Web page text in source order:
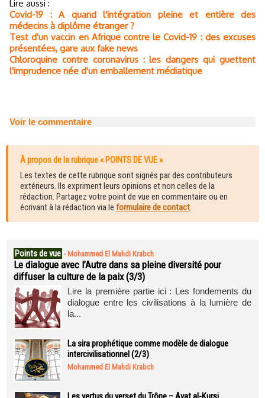
Lire aussi :
Covid-19 : A quand l'intégration pleine et entière des
médecins à diplôme étranger ?
Test d'un vaccin en Afrique contre le Covid-19 : des excuses
présentées, gare aux fake news
Chloroquine contre coronavirus : les dangers qui guettent
l'imprudence née d'un emballement médiatique
Voir le commentaire
À propos de la rubrique « POINTS DE VUE »
Les textes de cette rubrique sont signés par des contributeurs
extérieurs. Ils expriment leurs opinions et non celles de la
rédaction. Partagez votre point de vue en commentaire ou en
écrivant à la rédaction via le formulaire de contact.
Points de vue - Mohammed El Mahdi Krabch
Le dialogue avec l’Autre dans sa pleine diversité pour
diffuser la culture de la paix (3/3)
Lire la première partie ici : Les fondements du
dialogue entre les civilisations à la lumière de
la...
La sira prophétique comme modèle de dialogue
intercivilisationnel (2/3)
Mohammed El Mahdi Krabch